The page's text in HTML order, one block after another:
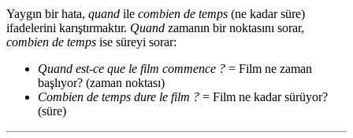
Yaygın bir hata, quand ile combien de temps (ne kadar süre)
ifadelerini karıştırmaktır. Quand zamanın bir noktasını sorar,
combien de temps ise süreyi sorar:
Quand est-ce que le film commence ? = Film ne zaman
başlıyor? (zaman noktası)
Combien de temps dure le film ? = Film ne kadar sürüyor?
(süre)